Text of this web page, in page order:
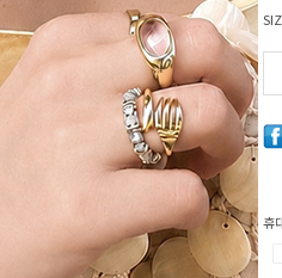
휴